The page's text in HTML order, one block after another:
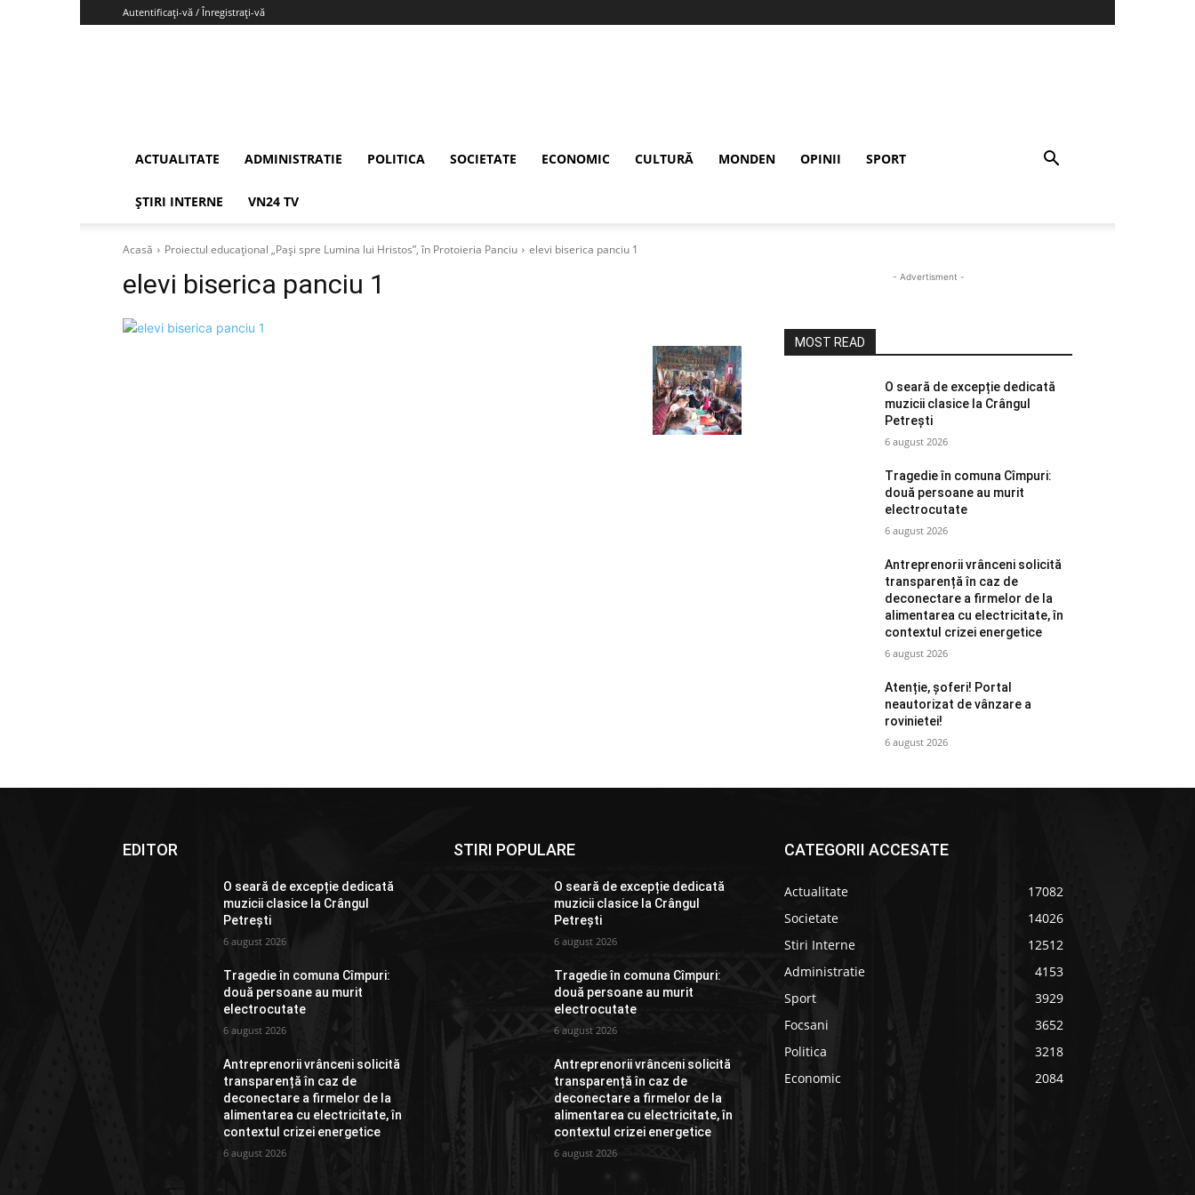
Autentificați-vă / Înregistrați-vă
ACTUALITATE ADMINISTRATIE POLITICA SOCIETATE ECONOMIC CULTURĂ MONDEN OPINII SPORT
ȘTIRI INTERNE VN24 TV
Acasă Proiectul educațional „Pași spre Lumina lui Hristos”, în Protoieria Panciu elevi biserica panciu 1
elevi biserica panciu 1 - Advertisment -
MOST READ
O seară de excepție dedicată
muzicii clasice la Crângul
Petrești
6 august 2026
Tragedie în comuna Cîmpuri:
două persoane au murit
electrocutate
6 august 2026
Antreprenorii vrânceni solicită
transparență în caz de
deconectare a firmelor de la
alimentarea cu electricitate, în
contextul crizei energetice
6 august 2026
Atenție, șoferi! Portal
neautorizat de vânzare a
rovinietei!
6 august 2026
EDITOR
O seară de excepție dedicată
muzicii clasice la Crângul
Petrești
6 august 2026
Tragedie în comuna Cîmpuri:
două persoane au murit
electrocutate
6 august 2026
Antreprenorii vrânceni solicită
transparență în caz de
deconectare a firmelor de la
alimentarea cu electricitate, în
contextul crizei energetice
6 august 2026
STIRI POPULARE
O seară de excepție dedicată
muzicii clasice la Crângul
Petrești
6 august 2026
Tragedie în comuna Cîmpuri:
două persoane au murit
electrocutate
6 august 2026
Antreprenorii vrânceni solicită
transparență în caz de
deconectare a firmelor de la
alimentarea cu electricitate, în
contextul crizei energetice
6 august 2026
CATEGORII ACCESATE
Actualitate
17082
Societate
14026
Stiri Interne
12512
Administratie
4153
Sport
3929
Focsani
3652
Politica
3218
Economic
2084